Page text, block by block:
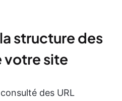
structure des
votre site
des URL